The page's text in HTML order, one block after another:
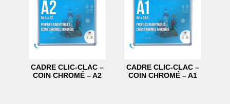
CADRE CLIC-CLAC –
COIN CHROMÉ – A2
CADRE CLIC-CLAC –
COIN CHROMÉ – A1